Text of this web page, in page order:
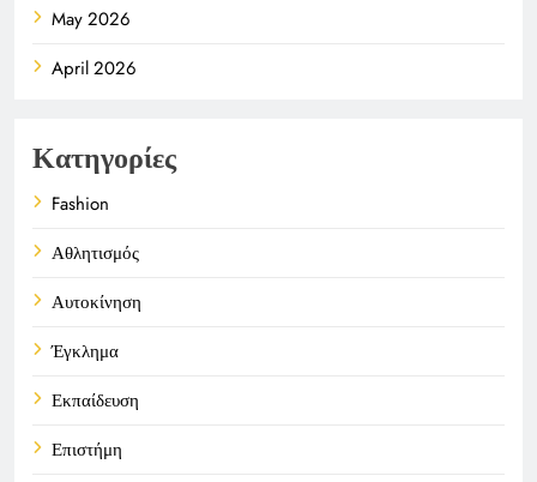
May 2026
April 2026
Κατηγορίες
Fashion
Αθλητισμός
Αυτοκίνηση
Έγκλημα
Εκπαίδευση
Επιστήμη